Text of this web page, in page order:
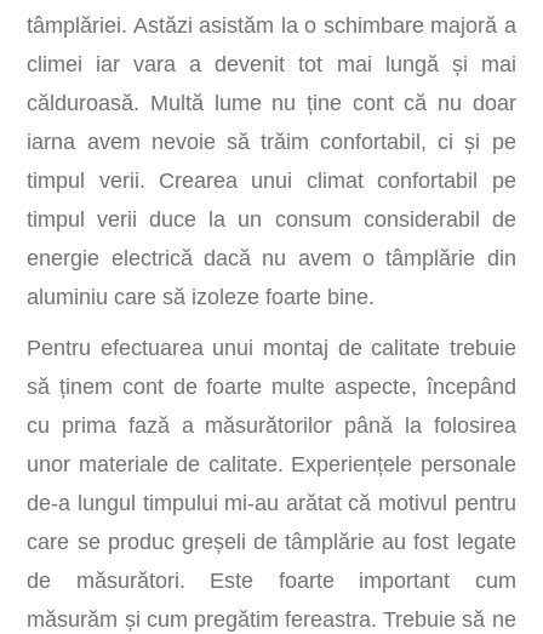
tâmplăriei. Astăzi asistăm la o schimbare majoră a
climei iar vara a devenit tot mai lungă și mai
călduroasă. Multă lume nu ține cont că nu doar
iarna avem nevoie să trăim confortabil, ci și pe
timpul verii. Crearea unui climat confortabil pe
timpul verii duce la un consum considerabil de
energie electrică dacă nu avem o tâmplărie din
aluminiu care să izoleze foarte bine.
Pentru efectuarea unui montaj de calitate trebuie
să ținem cont de foarte multe aspecte, începând
cu prima fază a măsurătorilor până la folosirea
unor materiale de calitate. Experiențele personale
de-a lungul timpului mi-au arătat că motivul pentru
care se produc greșeli de tâmplărie au fost legate
de măsurători. Este foarte important cum
măsurăm și cum pregătim fereastra. Trebuie să ne